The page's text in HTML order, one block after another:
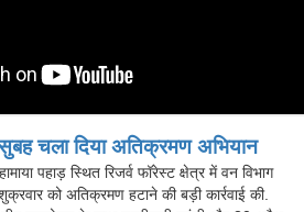
चला दिया अतिक्रमण अभियान
पहाड़ स्थित रिजर्व फॉरेस्ट क्षेत्र में वन विभाग
को अतिक्रमण हटाने की बड़ी कार्रवाई की.